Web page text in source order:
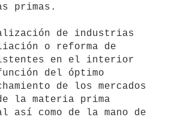
o reforma de
del óptimo
la materia prima